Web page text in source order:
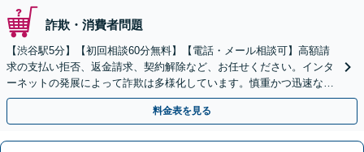
詐欺・消費者問題
【渋谷駅5分】【初回相談60分無料】【電話・メール相談可】高額請
求の支払い拒否、返金請求、契約解除など、お任せください。インタ
ーネットの発展によって詐欺は多様化しています。慎重かつ迅速な対
応が求められるため、お早めに弁護士にご相談ください。
料金表を見る